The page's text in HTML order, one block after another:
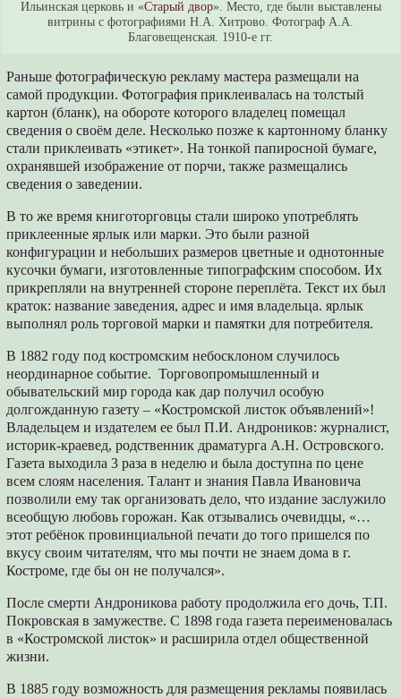
Ильинская церковь и «Старый двор». Место, где были выставлены
витрины с фотографиями Н.А. Хитрово. Фотограф А.А.
Благовещенская. 1910-е гг.
Раньше фотографическую рекламу мастера размещали на
самой продукции. Фотография приклеивалась на толстый
картон (бланк), на обороте которого владелец помещал
сведения о своём деле. Несколько позже к картонному бланку
стали приклеивать «этикет». На тонкой папиросной бумаге,
охранявшей изображение от порчи, также размещались
сведения о заведении.
В то же время книготорговцы стали широко употреблять
приклеенные ярлык или марки. Это были разной
конфигурации и небольших размеров цветные и однотонные
кусочки бумаги, изготовленные типографским способом. Их
прикрепляли на внутренней стороне переплёта. Текст их был
краток: название заведения, адрес и имя владельца. ярлык
выполнял роль торговой марки и памятки для потребителя.
В 1882 году под костромским небосклоном случилось
неординарное событие. Торговопромышленный и
обывательский мир города как дар получил особую
долгожданную газету – «Костромской листок объявлений»!
Владельцем и издателем ее был П.И. Андроников: журналист,
историк-краевед, родственник драматурга А.Н. Островского.
Газета выходила 3 раза в неделю и была доступна по цене
всем слоям населения. Талант и знания Павла Ивановича
позволили ему так организовать дело, что издание заслужило
всеобщую любовь горожан. Как отзывались очевидцы, «…
этот ребёнок провинциальной печати до того пришелся по
вкусу своим читателям, что мы почти не знаем дома в г.
Костроме, где бы он не получался».
После смерти Андроникова работу продолжила его дочь, Т.П.
Покровская в замужестве. С 1898 года газета переименовалась
в «Костромской листок» и расширила отдел общественной
жизни.
В 1885 году возможность для размещения рекламы появилась